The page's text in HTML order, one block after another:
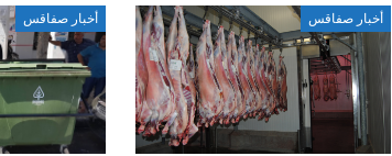
أخبار صفاقس أخبار صفاقس